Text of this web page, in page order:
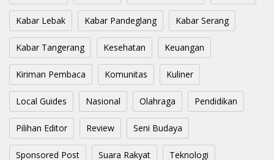
Kabar Lebak Kabar Pandeglang Kabar Serang
Kabar Tangerang Kesehatan Keuangan
Kiriman Pembaca Komunitas Kuliner
Local Guides Nasional Olahraga Pendidikan
Pilihan Editor Review Seni Budaya
Sponsored Post Suara Rakyat Teknologi